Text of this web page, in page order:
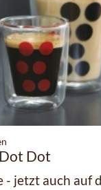
Dot
- jetzt auch auf